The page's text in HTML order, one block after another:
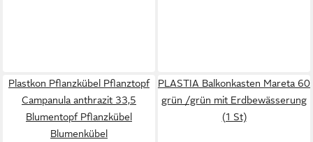
Plastkon Pflanzkübel Pflanztopf
Campanula anthrazit 33,5
Blumentopf Pflanzkübel
Blumenkübel
PLASTIA Balkonkasten Mareta 60
grün /grün mit Erdbewässerung
(1 St)